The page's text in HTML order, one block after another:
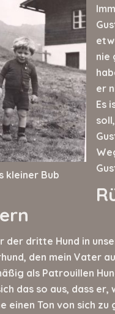
kleiner Bub
nie
er
Es
der dritte Hund in
den mein Vater
als Patrouillen
das so aus, dass
einen Ton von sich